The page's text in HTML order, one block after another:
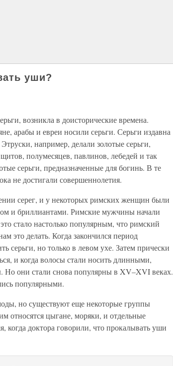
уши?
возникла в доисторические времена.
арабы и евреи носили серьги. Серьги издавна
например, делали золотые серьги,
полумесяцев, павлинов, лебедей и так
серьги, предназначенные для богинь. В те
не достигали совершеннолетия.
серег, и у некоторых римских женщин были
и бриллиантами. Римские мужчины начали
стало настолько популярным, что римский
это делать. Когда закончился период
серьги, но только в левом ухе. Затем прически
и когда волосы стали носить длинными,
они стали снова популярны в XV–XVI веках.
популярными.
но существуют еще некоторые группы
относятся цыгане, моряки, и отдельные
доктора говорили, что прокалывать уши